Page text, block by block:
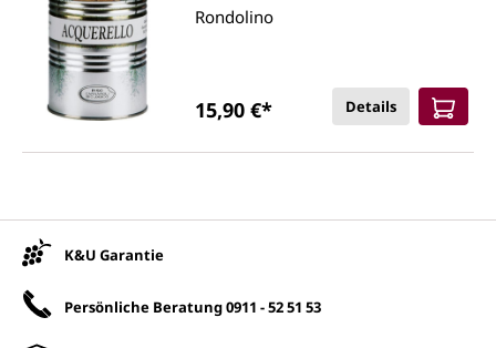
Rondolino
15,90 €* Details
K&U Garantie
Persönliche Beratung0911 - 52 51 53